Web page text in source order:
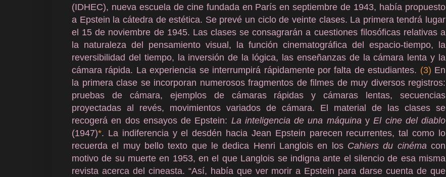
(IDHEC), nueva escuela de cine fundada en París en septiembre de 1943, había propuesto
a Epstein la cátedra de estética. Se prevé un ciclo de veinte clases. La primera tendrá lugar
el 15 de noviembre de 1945. Las clases se consagrarán a cuestiones filosóficas relativas a
la naturaleza del pensamiento visual, la función cinematográfica del espacio-tiempo, la
reversibilidad del tiempo, la inversión de la lógica, las enseñanzas de la cámara lenta y la
cámara rápida. La experiencia se interrumpirá rápidamente por falta de estudiantes. (3) En
la primera clase se incorporan numerosos fragmentos de filmes de muy diversos registros:
pruebas de cámara, ejemplos de cámaras rápidas y cámaras lentas, secuencias
proyectadas al revés, movimientos variados de cámara. El material de las clases se
recogerá en dos ensayos de Epstein: La inteligencia de una máquina yEl cine del diablo
(1947)*. La indiferencia y el desdén hacia Jean Epstein parecen recurrentes, tal como lo
recuerda el muy bello texto que le dedica Henri Langlois en los Cahiers du cinéma con
motivo de su muerte en 1953, en el que Langlois se indigna ante el silencio de esa misma
revista acerca del cineasta. “Así, había que ver morir a Epstein para darse cuenta de que